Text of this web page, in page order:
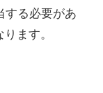
する必要があ
ます。